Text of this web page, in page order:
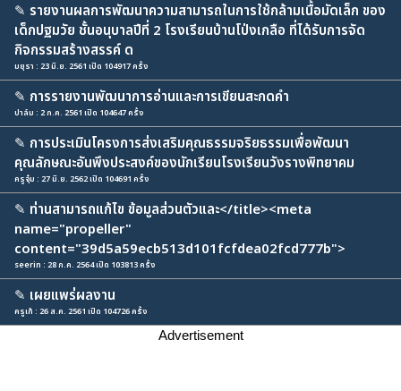
✎ รายงานผลการพัฒนาความสามารถในการใช้กล้ามเนื้อมัดเล็ก ของ
เด็กปฐมวัย ชั้นอนุบาลปีที่ 2 โรงเรียนบ้านโป่งเกลือ ที่ได้รับการจัด
กิจกรรมสร้างสรรค์ ด
มยุรา : 23 มิ.ย. 2561 เปิด 104917 ครั้ง
✎ การรายงานพัฒนาการอ่านและการเขียนสะกดคำ
ปาล์ม : 2 ก.ค. 2561 เปิด 104647 ครั้ง
✎ การประเมินโครงการส่งเสริมคุณธรรมจริยธรรมเพื่อพัฒนา
คุณลักษณะอันพึงประสงค์ของนักเรียนโรงเรียนวังรางพิทยาคม
ครูจุ๋ม : 27 มิ.ย. 2562 เปิด 104691 ครั้ง
✎ ท่านสามารถแก้ไข ข้อมูลส่วนตัวและ</title><meta
name="propeller"
content="39d5a59ecb513d101fcfdea02fcd777b">
seerin : 28 ก.ค. 2564 เปิด 103813 ครั้ง
✎ เผยแพร่ผลงาน
ครูเก้ : 26 ส.ค. 2561 เปิด 104726 ครั้ง
Advertisement